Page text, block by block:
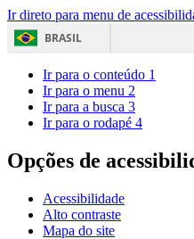
Ir direto para menu de
BRASIL
Ir para o conteúdo 1
Ir para o menu 2
Ir para a busca 3
Ir para o rodapé 4
Opções de
Acessibilidade
Alto contraste
Mapa do site